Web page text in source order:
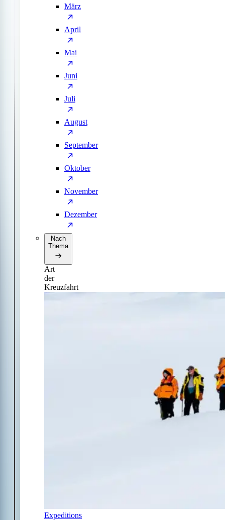
März
April
Mai
Juni
Juli
August
September
Oktober
November
Dezember
Nach
Thema
Art
der
Kreuzfahrt
Expeditions